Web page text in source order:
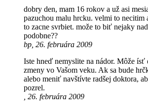
dobry den, mam 16 rokov a už asi
pazuchou malu hrcku. velmi to necitim
to zacne svrbiet. može to biť nejaky
podobne??
bp, 26. februára 2009
Iste hneď nemyslite na nádor. Môže ísť
zmeny vo Vašom veku. Ak sa bude
alebo meniť navštívte radšej doktora,
pozrel.
, 26. februára 2009